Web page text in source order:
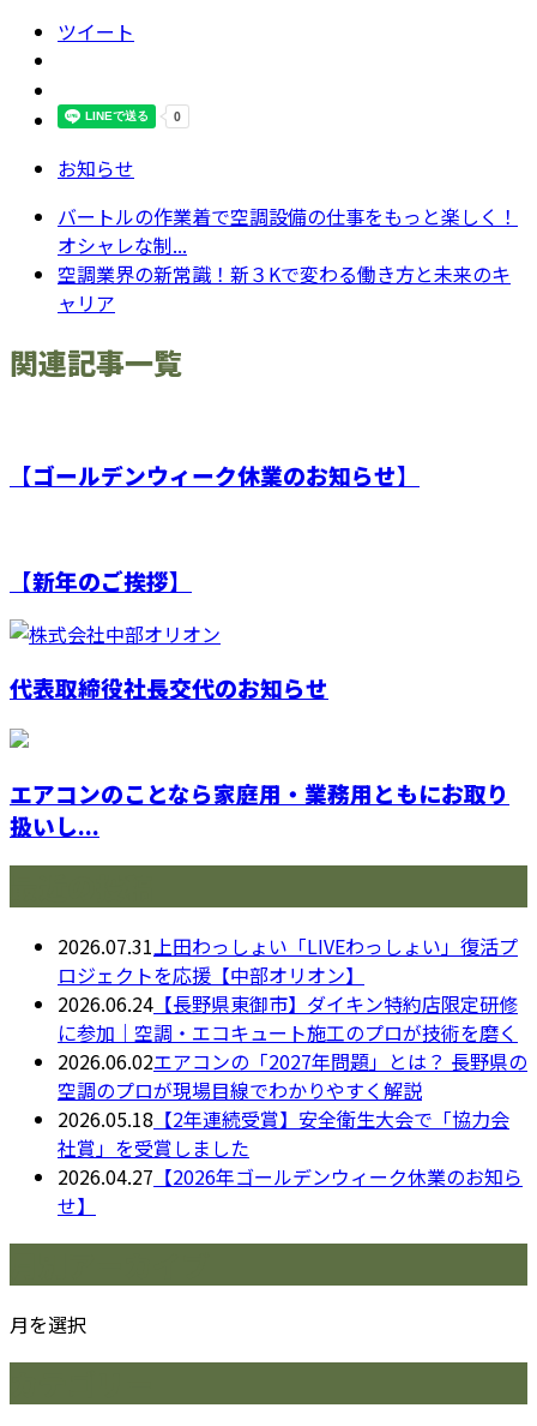
ツイート
お知らせ
バートルの作業着で空調設備の仕事をもっと楽しく！
オシャレな制...
空調業界の新常識！新３Kで変わる働き方と未来のキ
ャリア
関連記事一覧
【ゴールデンウィーク休業のお知らせ】
【新年のご挨拶】
代表取締役社長交代のお知らせ
エアコンのことなら家庭用・業務用ともにお取り
扱いし...
2026.07.31上田わっしょい「LIVEわっしょい」復活プ
ロジェクトを応援【中部オリオン】
2026.06.24 【長野県東御市】ダイキン特約店限定研修
に参加｜空調・エコキュート施工のプロが技術を磨く
2026.06.02エアコンの「2027年問題」とは？ 長野県の
空調のプロが現場目線でわかりやすく解説
2026.05.18 【2年連続受賞】安全衛生大会で「協力会
社賞」を受賞しました
2026.04.27 【2026年ゴールデンウィーク休業のお知ら
せ】
月を選択